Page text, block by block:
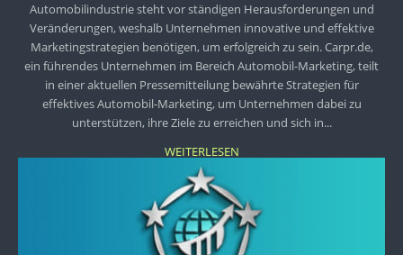
Automobilindustrie steht vor ständigen Herausforderungen und
Veränderungen, weshalb Unternehmen innovative und effektive
Marketingstrategien benötigen, um erfolgreich zu sein. Carpr.de,
ein führendes Unternehmen im Bereich Automobil-Marketing, teilt
in einer aktuellen Pressemitteilung bewährte Strategien für
effektives Automobil-Marketing, um Unternehmen dabei zu
unterstützen, ihre Ziele zu erreichen und sich in...
WEITERLESEN